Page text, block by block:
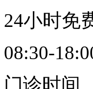
24小时免
08:30-
门诊时间